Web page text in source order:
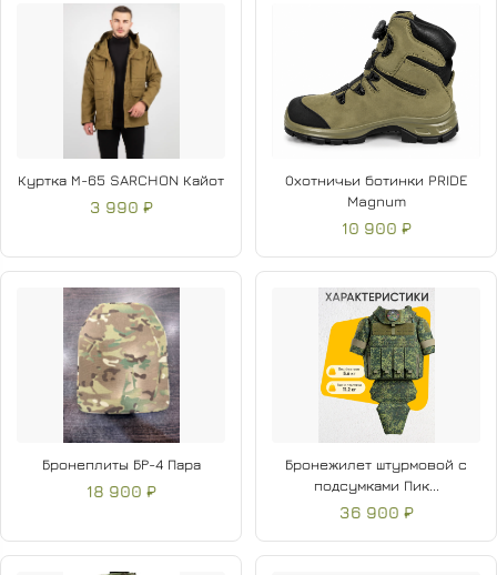
Куртка М-65 SARCHON Кайот
3 990 ₽
Охотничьи ботинки PRIDE
Magnum
10 900 ₽
Бронеплиты БР-4 Пара
18 900 ₽
Бронежилет штурмовой с
подсумками Пик...
36 900 ₽